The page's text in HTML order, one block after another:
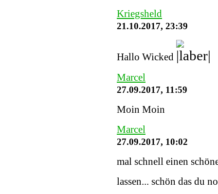
Kriegsheld
21.10.2017, 23:39
Hallo Wicked
Marcel
27.09.2017, 11:59
Moin Moin
Marcel
27.09.2017, 10:02
mal schnell einen
lassen... schön das du